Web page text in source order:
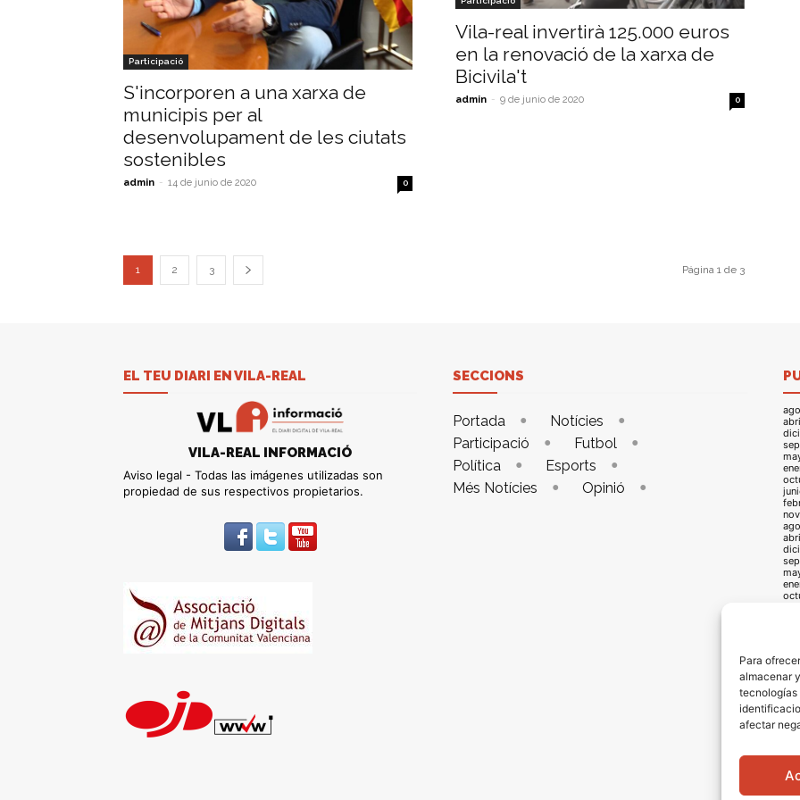
Para
almacenar
tecnologías
afectar
Participació
S'incorporen a una xarxa de
municipis per al
desenvolupament de les ciutats
sostenibles
admin - 14 de junio de 2020 0
Vila-real invertirà 125.000 euros
en la renovació de la xarxa de
Bicivila't
admin - 9 de junio de 2020 0
1 2 3 Página 1 de 3
EL TEU DIARI EN VILA-REAL
VILA-REAL INFORMACIÓ
Aviso legal - Todas las imágenes utilizadas son
propiedad de sus respectivos propietarios.
SECCIONS
Portada
Notícies
Participació
Futbol
Política
Esports
Més Notícies
Opinió